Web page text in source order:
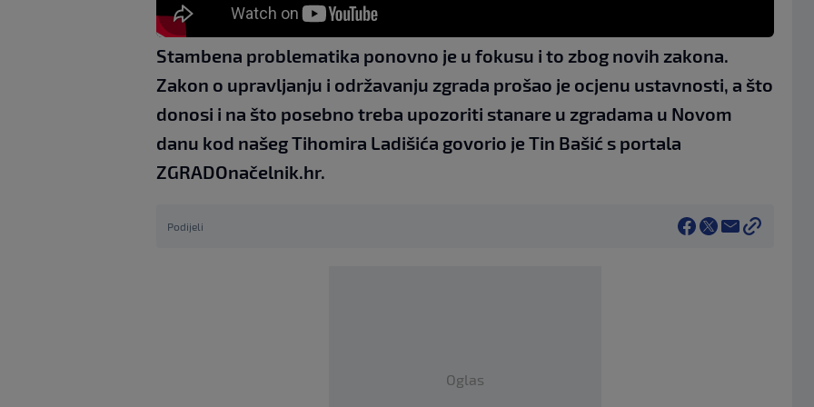
Stambena problematika ponovno je u fokusu i to zbog novih zakona.
Zakon o upravljanju i održavanju zgrada prošao je ocjenu ustavnosti, a što
donosi i na što posebno treba upozoriti stanare u zgradama u Novom
danu kod našeg Tihomira Ladišića govorio je Tin Bašić s portala
ZGRADOnačelnik.hr.
Podijeli
Oglas